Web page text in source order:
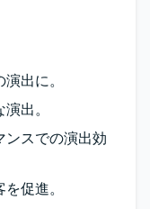
出に。
出。
ンスでの演出効
促進。